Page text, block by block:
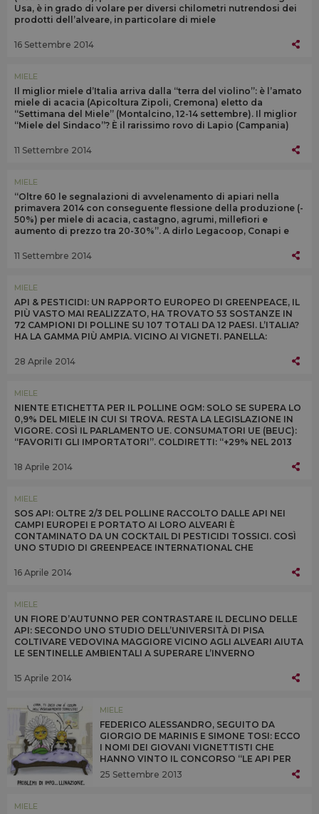
Usa, è in grado di volare per diversi chilometri nutrendosi dei
prodotti dell’alveare, in particolare di miele
16 Settembre 2014
MIELE
Il miglior miele d’Italia arriva dalla “terra del violino”: è l’amato
miele di acacia (Apicoltura Zipoli, Cremona) eletto da
“Settimana del Miele” (Montalcino, 12-14 settembre). Il miglior
“Miele del Sindaco”? È il rarissimo rovo di Lapio (Campania)
11 Settembre 2014
MIELE
“Oltre 60 le segnalazioni di avvelenamento di apiari nella
primavera 2014 con conseguente flessione della produzione (-
50%) per miele di acacia, castagno, agrumi, millefiori e
aumento di prezzo tra 20-30%”. A dirlo Legacoop, Conapi e
11 Settembre 2014
MIELE
API & PESTICIDI: UN RAPPORTO EUROPEO DI GREENPEACE, IL
PIÙ VASTO MAI REALIZZATO, HA TROVATO 53 SOSTANZE IN
72 CAMPIONI DI POLLINE SU 107 TOTALI DA 12 PAESI. L’ITALIA?
HA LA GAMMA PIÙ AMPIA. VICINO AI VIGNETI. PANELLA:
28 Aprile 2014
MIELE
NIENTE ETICHETTA PER IL POLLINE OGM: SOLO SE SUPERA LO
0,9% DEL MIELE IN CUI SI TROVA. RESTA LA LEGISLAZIONE IN
VIGORE. COSÌ IL PARLAMENTO UE. CONSUMATORI UE (BEUC):
“FAVORITI GLI IMPORTATORI”. COLDIRETTI: “+29% NEL 2013
18 Aprile 2014
MIELE
SOS API: OLTRE 2/3 DEL POLLINE RACCOLTO DALLE API NEI
CAMPI EUROPEI E PORTATO AI LORO ALVEARI È
CONTAMINATO DA UN COCKTAIL DI PESTICIDI TOSSICI. COSÌ
UNO STUDIO DI GREENPEACE INTERNATIONAL CHE
UCCIDERCI”
16 Aprile 2014
MIELE
UN FIORE D’AUTUNNO PER CONTRASTARE IL DECLINO DELLE
API: SECONDO UNO STUDIO DELL’UNIVERSITÀ DI PISA
COLTIVARE VEDOVINA MAGGIORE VICINO AGLI ALVEARI AIUTA
LE SENTINELLE AMBIENTALI A SUPERARE L’INVERNO
15 Aprile 2014
MIELE
FEDERICO ALESSANDRO, SEGUITO DA
GIORGIO DE MARINIS E SIMONE TOSI: ECCO
I NOMI DEI GIOVANI VIGNETTISTI CHE
HANNO VINTO IL CONCORSO “LE API PER
UN’AGRICOLTURA DUREVOLE” DI UNAAPI,
CONAPI E AAPI E PATROCINATO DA SLOW
25 Settembre 2013
MIELE